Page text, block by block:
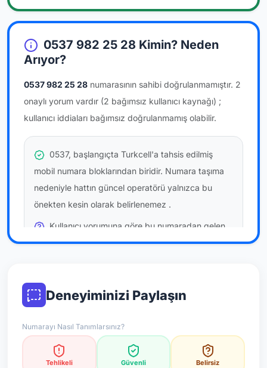
0537 982 25 28 Kimin? Neden
Arıyor?
0537 982 25 28 numarasının sahibi doğrulanmamıştır. 2
onaylı yorum vardır (2 bağımsız kullanıcı kaynağı) ;
kullanıcı iddiaları bağımsız doğrulanmamış olabilir.
0537, başlangıçta Turkcell'a tahsis edilmiş
mobil numara bloklarından biridir. Numara taşıma
nedeniyle hattın güncel operatörü yalnızca bu
önekten kesin olarak belirlenemez .
Kullanıcı yorumuna göre bu numaradan gelen
çağrılaradaha az temkinli yaklaşılabilirönerilir; bu
resmi doğrulama niteliği taşımaz.
*Not: Değerlendirmeler onaylı kullanıcı yorumlarına göre
güncellenir.
Deneyiminizi Paylaşın
Numarayı Nasıl Tanımlarsınız?
Tehlikeli Güvenli Belirsiz